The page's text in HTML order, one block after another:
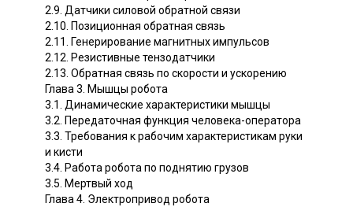
2.9. Датчики силовой обратной связи
2.10. Позиционная обратная связь
2.11. Генерирование магнитных импульсов
2.12. Резистивные тензодатчики
2.13. Обратная связь по скорости и ускорению
Глава 3. Мышцы робота
3.1. Динамические характеристики мышцы
3.2. Передаточная функция человека-оператора
3.3. Требования к рабочим характеристикам руки
и кисти
3.4. Работа робота по поднятию грузов
3.5. Мертвый ход
Глава 4. Электропривод робота